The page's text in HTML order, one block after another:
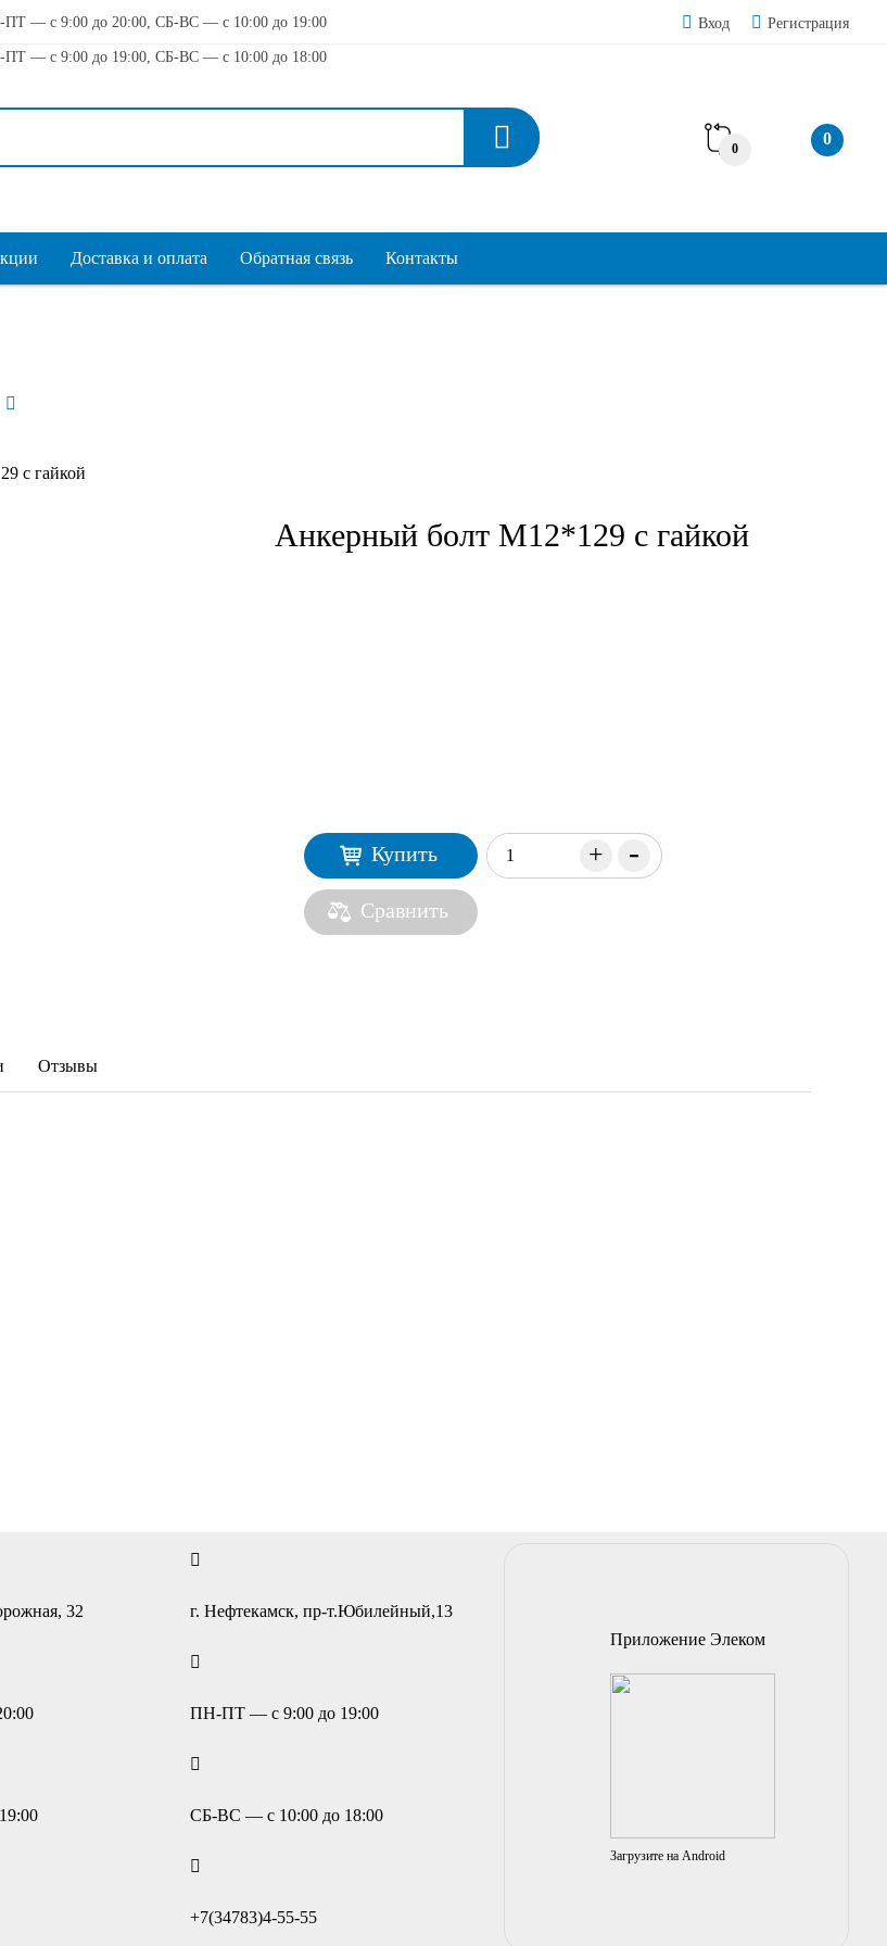
— с 9:00 до 20:00, СБ-ВС — с 10:00 до 19:00
— с 9:00 до 19:00, СБ-ВС — с 10:00 до 18:00
Вход Регистрация
0
0
Доставка и оплата Обратная связь Контакты
с гайкой
Анкерный болт М12*129 с гайкой
+ -
Купить
Сравнить
Отзывы
32 г. Нефтекамск, пр-т.Юбилейный,13
ПН-ПТ — с 9:00 до 19:00
СБ-ВС — с 10:00 до 18:00
+7(34783)4-55-55
Приложение Элеком
Загрузите на Android